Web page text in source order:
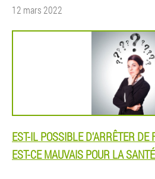
12 mars 2022
EST-IL POSSIBLE D'ARRÊTER DE
EST-CE MAUVAIS POUR LA